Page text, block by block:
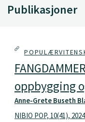
Publikasjoner
oppbygging
Anne-Grete Buseth
NIBIO POP, 10(41), 2024